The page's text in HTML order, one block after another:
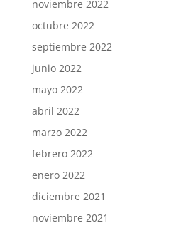
noviembre 2022
octubre 2022
septiembre 2022
junio 2022
mayo 2022
abril 2022
marzo 2022
febrero 2022
enero 2022
diciembre 2021
noviembre 2021